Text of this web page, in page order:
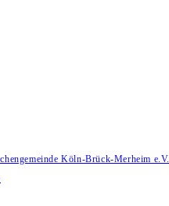
Köln-Brück-Merheim e.V.